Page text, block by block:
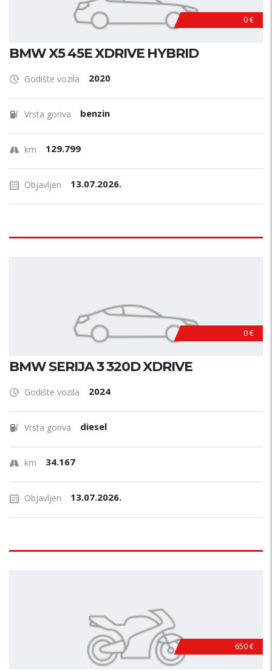
0 €
BMW X5 45E XDRIVE HYBRID
Godište vozila 2020
Vrsta goriva benzin
km 129.799
Objavljen 13.07.2026.
0 €
BMW SERIJA 3 320D XDRIVE
Godište vozila 2024
Vrsta goriva diesel
km 34.167
Objavljen 13.07.2026.
650 €